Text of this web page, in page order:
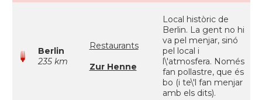
Berlin
235 km
Restaurants
Zur Henne
Local històric de
Berlin. La gent no hi
va pel menjar, sinó
pel local i
l\'atmosfera. Només
fan pollastre, que és
bo (i te\'l fan menjar
amb els dits).